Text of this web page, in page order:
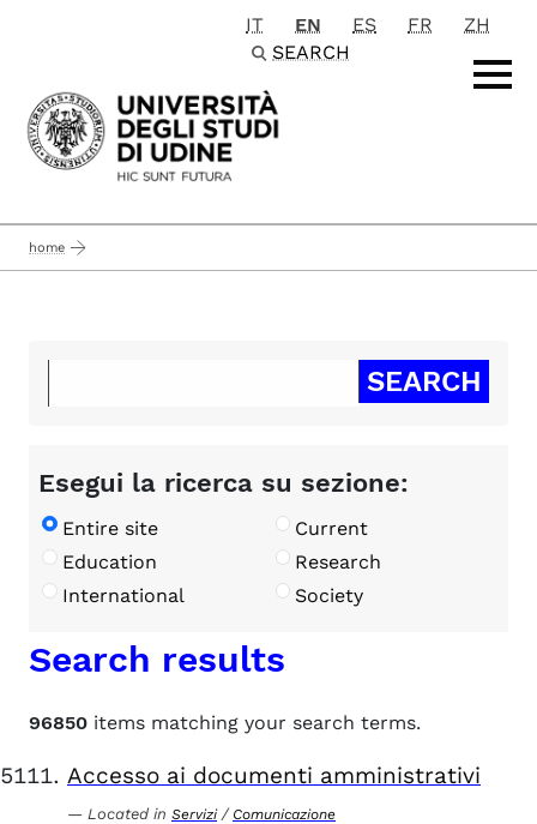
Passa al contenuto principale
IT EN ES FR
ZH
SEARCH
home
Esegui la ricerca su sezione:
Entire site
Current
Education
Research
International
Society
Search results
96850 items matching your search terms.
Accesso ai documenti amministrativi
Located in Servizi / Comunicazione